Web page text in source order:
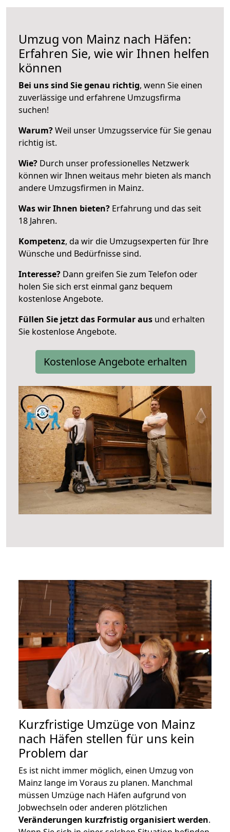
Umzug von Mainz nach Häfen:
Erfahren Sie, wie wir Ihnen helfen
können
Bei uns sind Sie genau richtig, wenn Sie einen
zuverlässige und erfahrene Umzugsfirma
suchen!
Warum?Weil unser Umzugsservice für Sie genau
richtig ist.
Wie? Durch unser professionelles Netzwerk
können wir Ihnen weitaus mehr bieten als manch
andere Umzugsfirmen in Mainz.
Was wir Ihnen bieten? Erfahrung und das seit
18 Jahren.
Kompetenz, da wir die Umzugsexperten für Ihre
Wünsche und Bedürfnisse sind.
Interesse? Dann greifen Sie zum Telefon oder
holen Sie sich erst einmal ganz bequem
kostenlose Angebote.
Füllen Sie jetzt das Formular aus und erhalten
Sie kostenlose Angebote.
Kostenlose Angebote erhalten
Kurzfristige Umzüge von Mainz
nach Häfen stellen für uns kein
Problem dar
Es ist nicht immer möglich, einen Umzug von
Mainz lange im Voraus zu planen. Manchmal
müssen Umzüge nach Häfen aufgrund von
Jobwechseln oder anderen plötzlichen
Veränderungen kurzfristig organisiert werden.